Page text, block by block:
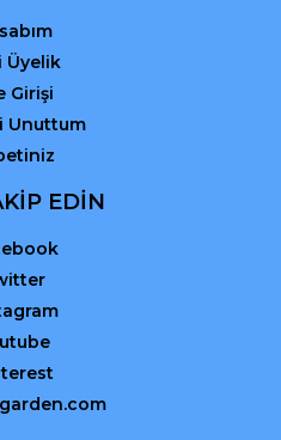
Üyelik
Girişi
Unuttum
EDİN